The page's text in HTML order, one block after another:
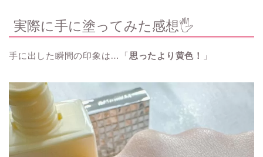
実際に手に塗ってみた感想🖐️
手に出した瞬間の印象は…「思ったより黄色！ 」